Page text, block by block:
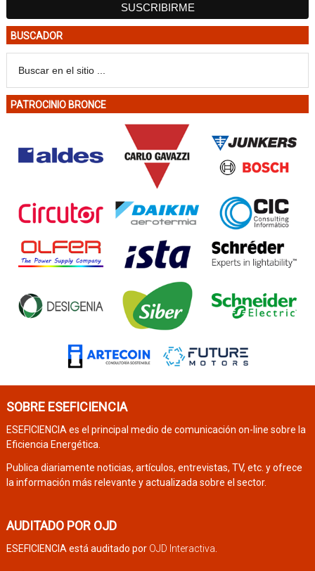
BUSCADOR
PATROCINIO BRONCE
SOBRE ESEFICIENCIA
ESEFICIENCIA es el principal medio de comunicación on-line sobre la
Eficiencia Energética.
Publica diariamente noticias, artículos, entrevistas, TV, etc. y ofrece
la información más relevante y actualizada sobre el sector.
AUDITADO POR OJD
ESEFICIENCIA está auditado por OJD Interactiva